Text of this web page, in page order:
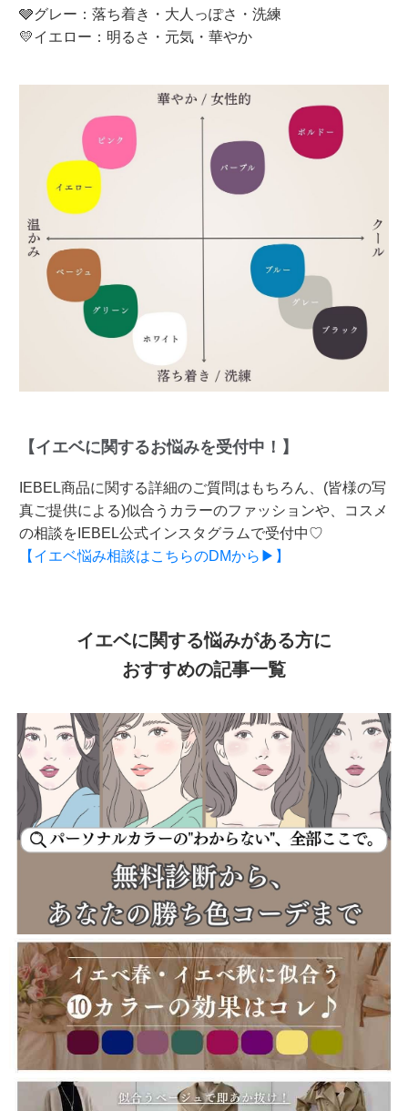
🩶グレー：落ち着き・大人っぽさ・洗練
💛イエロー：明るさ・元気・華やか
【イエベに関するお悩みを受付中！】
IEBEL商品に関する詳細のご質問はもちろん、(皆様の写
真ご提供による)似合うカラーのファッションや、コスメ
の相談をIEBEL公式インスタグラムで受付中♡
【イエベ悩み相談はこちらのDMから▶】
イエベに関する悩みがある方に
おすすめの記事一覧